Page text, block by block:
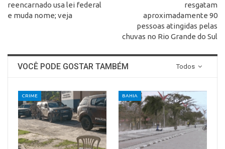
reencarnado usa lei federal
e muda nome; veja
resgatam
aproximadamente 90
pessoas atingidas pelas
chuvas no Rio Grande do Sul
Todos
VOCÊ PODE GOSTAR TAMBÉM
CRIME BAHIA